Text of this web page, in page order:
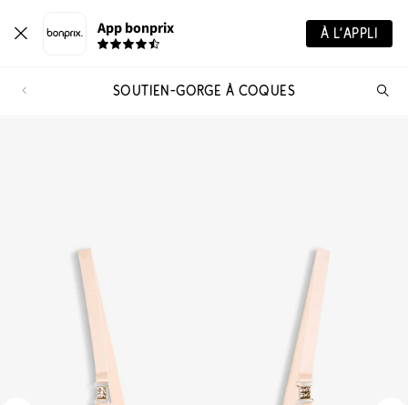
App bonprix À L’APPLI
SOUTIEN-GORGE À COQUES